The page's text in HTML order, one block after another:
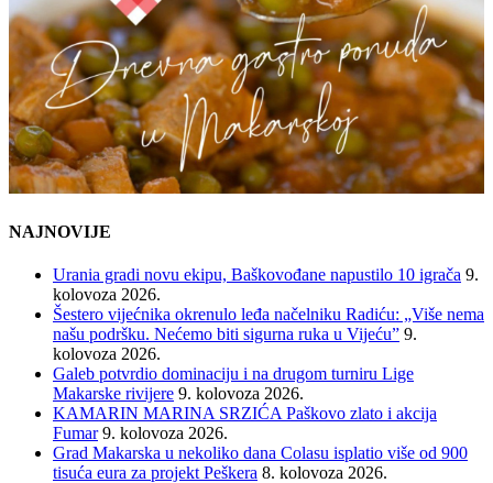
NAJNOVIJE
Urania gradi novu ekipu, Baškovođane napustilo 10 igrača 9.
kolovoza 2026.
Šestero vijećnika okrenulo leđa načelniku Radiću: „Više nema
našu podršku. Nećemo biti sigurna ruka u Vijeću” 9.
kolovoza 2026.
Galeb potvrdio dominaciju i na drugom turniru Lige
Makarske rivijere 9. kolovoza 2026.
KAMARIN MARINA SRZIĆA Paškovo zlato i akcija
Fumar 9. kolovoza 2026.
Grad Makarska u nekoliko dana Colasu isplatio više od 900
tisuća eura za projekt Peškera 8. kolovoza 2026.